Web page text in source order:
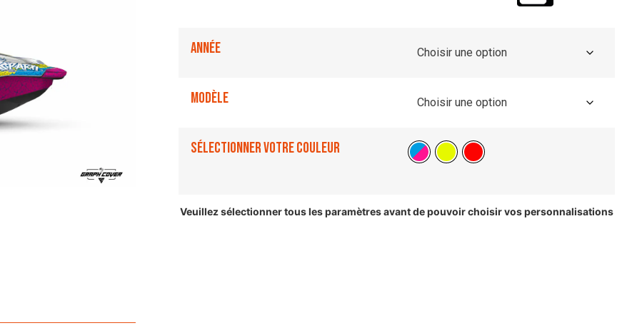
Année
Modèle
Sélectionner votre couleur
Veuillez sélectionner tous les paramètres avant de pouvoir choisir vos personnalisations